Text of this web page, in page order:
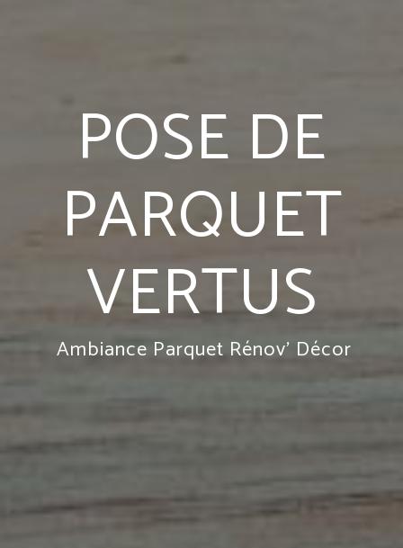
POSE DE
PARQUET
VERTUS
Ambiance Parquet Rénov' Décor